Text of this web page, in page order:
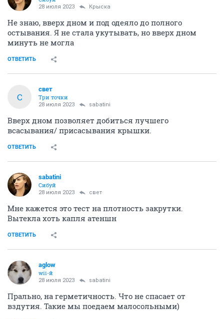
28 июля 2023 Крыска
Не знаю, вверх дном и под одеяло до полного
остывания. Я не стала укутывать, но вверх дном
минуть не могла
ОТВЕТИТЬ
С
свет
Три точки
28 июля 2023 sabatini
Вверх дном позволяет добиться лучшего
всасывания/ присасывания крышки.
ОТВЕТИТЬ
sabatini
Сибуй
28 июля 2023 свет
Мне кажется это тест на плотность закрутки.
Вытекла хоть капля атеншн
ОТВЕТИТЬ
aglow
wii-й
28 июля 2023 sabatini
Прально, на герметичность. Что не спасает от
вздутия. Такие мы поедаем малосольными)